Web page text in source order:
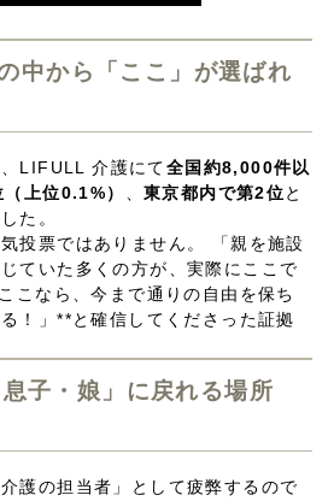
中から「ここ」が選ばれ
LIFULL 介護にて全国約8,000件以
上位0.1%）
東京都内で第2位と
た。
投票ではありません。 「親を施設
ていた多くの方が、実際にここで
こなら、今まで通りの自由を保ち
！」**と確信してくださった証拠
子・娘」に戻れる場所
護の担当者」として疲弊するので